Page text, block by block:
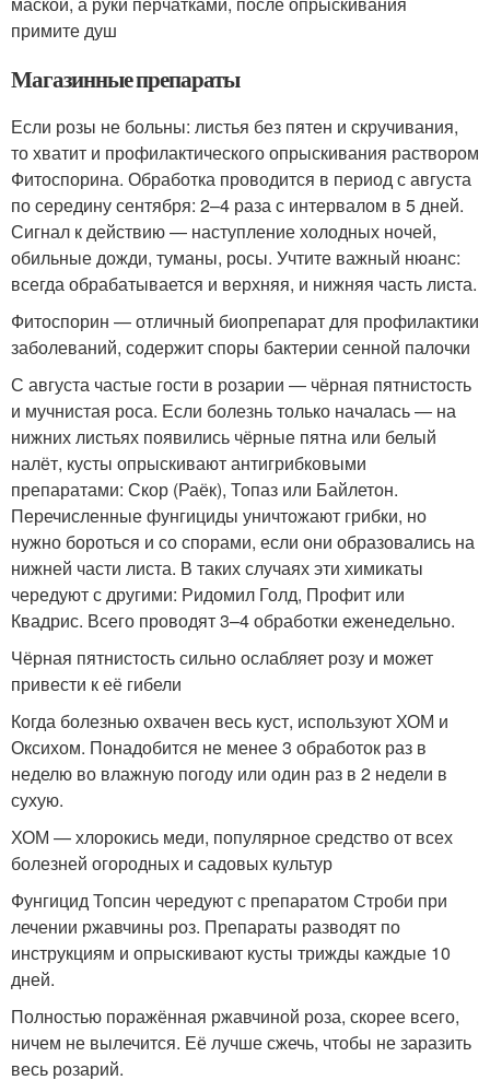
примите душ
Магазинные препараты
Если розы не больны: листья без пятен и скручивания,
то хватит и профилактического опрыскивания раствором
Фитоспорина. Обработка проводится в период с августа
по середину сентября: 2–4 раза с интервалом в 5 дней.
Сигнал к действию — наступление холодных ночей,
обильные дожди, туманы, росы. Учтите важный нюанс:
всегда обрабатывается и верхняя, и нижняя часть листа.
Фитоспорин — отличный биопрепарат для профилактики
заболеваний, содержит споры бактерии сенной палочки
С августа частые гости в розарии — чёрная пятнистость
и мучнистая роса. Если болезнь только началась — на
нижних листьях появились чёрные пятна или белый
налёт, кусты опрыскивают антигрибковыми
препаратами: Скор (Раёк), Топаз или Байлетон.
Перечисленные фунгициды уничтожают грибки, но
нужно бороться и со спорами, если они образовались на
нижней части листа. В таких случаях эти химикаты
чередуют с другими: Ридомил Голд, Профит или
Квадрис. Всего проводят 3–4 обработки еженедельно.
Чёрная пятнистость сильно ослабляет розу и может
привести к её гибели
Когда болезнью охвачен весь куст, используют ХОМ и
Оксихом. Понадобится не менее 3 обработок раз в
неделю во влажную погоду или один раз в 2 недели в
сухую.
ХОМ — хлорокись меди, популярное средство от всех
болезней огородных и садовых культур
Фунгицид Топсин чередуют с препаратом Строби при
лечении ржавчины роз. Препараты разводят по
инструкциям и опрыскивают кусты трижды каждые 10
дней.
Полностью поражённая ржавчиной роза, скорее всего,
ничем не вылечится. Её лучше сжечь, чтобы не заразить
весь розарий.